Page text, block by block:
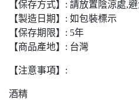
【保存方式】: 請放置陰涼處,
【製造日期】: 如包裝標示
【保存期限】: 5年
【商品產地】: 台灣
【注意事項】:
酒精